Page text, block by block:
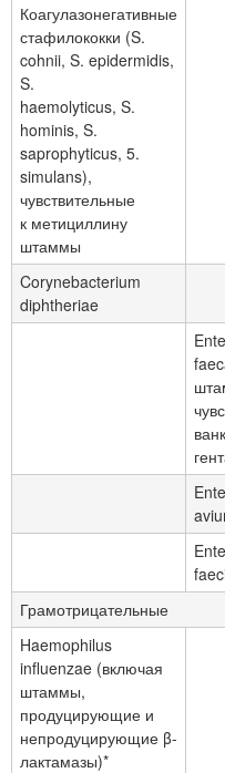
Коагулазонегативные
стафилококки (S.
cohnii, S. epidermidis,
S.
haemolyticus, S.
hominis, S.
saprophyticus, 5.
simulans),
чувствительные
к метициллину
штаммы
Corynebacterium
diphtheriae
Грамотрицательные
Haemophilus
influenzae (включая
штаммы,
продуцирующие и
непродуцирующие β-
лактамазы)*